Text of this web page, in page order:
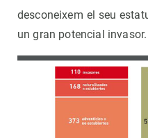
desconeixem el seu
un gran potencial invasor.